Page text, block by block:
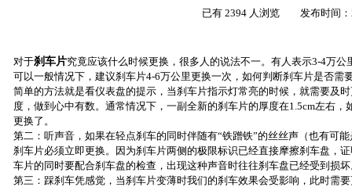
已有 2394 人浏览 发布时间：
对于刹车片究竟应该什么时候更换，很多人的说法不一。有人表示3-4万
可以一般情况下，建议刹车片4-6万公里更换一次，如何判断刹车片是否需
简单的方法就是看仪表盘的提示，当刹车片指示灯常亮的时候，就需要及
度，做到心中有数。通常情况下，一副全新的刹车片的厚度在1.5cm左右
更换了。
第二：听声音，如果在轻点刹车的同时伴随有“铁蹭铁”的丝丝声（也有可
刹车片必须立即更换。因为刹车片两侧的极限标识已经直接摩擦刹车盘，
车片的同时要配合刹车盘的检查，出现这种声音时往往刹车盘已经受到损坏
第三：踩刹车凭感觉，当刹车片变薄时我们的刹车效果会受影响，此时需